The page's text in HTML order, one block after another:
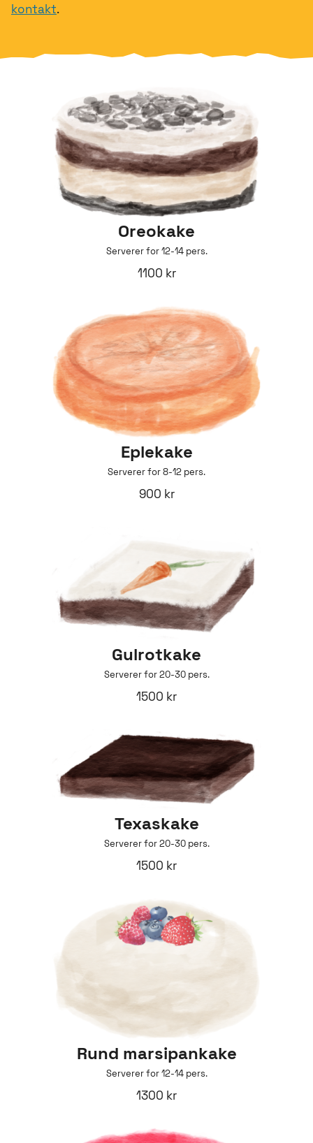
kontakt.
Oreokake
Serverer for 12-14 pers.
1100 kr
Eplekake
Serverer for 8-12 pers.
900 kr
Gulrotkake
Serverer for 20-30 pers.
1500 kr
Texaskake
Serverer for 20-30 pers.
1500 kr
Rund marsipankake
Serverer for 12-14 pers.
1300 kr